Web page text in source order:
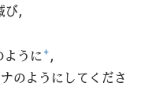
，
うに+，
のようにしてくださ